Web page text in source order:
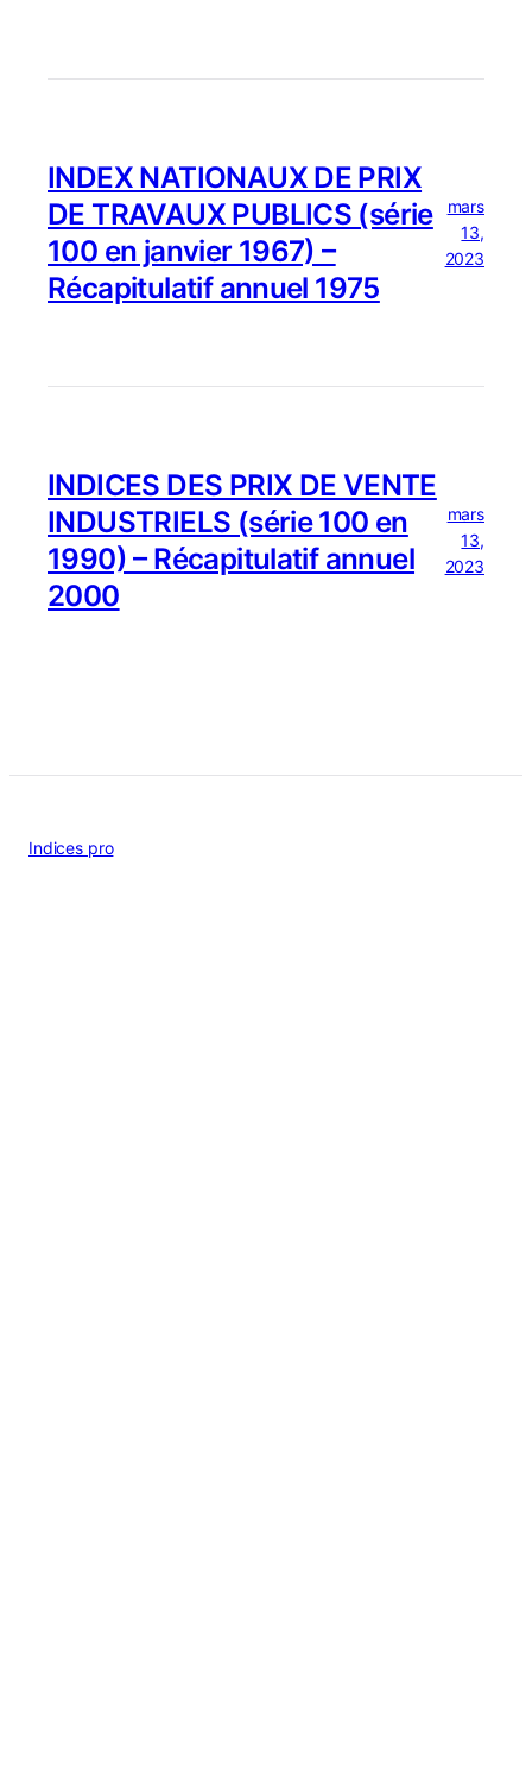
INDEX NATIONAUX DE PRIX
DE TRAVAUX PUBLICS (série
100 en janvier 1967) –
Récapitulatif annuel 1975
mars
13,
2023
INDICES DES PRIX DE VENTE
INDUSTRIELS (série 100 en
1990) – Récapitulatif annuel
2000
mars
13,
2023
Indices pro